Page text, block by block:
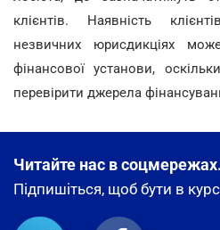
клієнтів. Наявність
незвичних юрисдикціях
фінансової установи,
перевірити джерела
Читайте нас в соцмережах.
Підпишіться, щоб бути в